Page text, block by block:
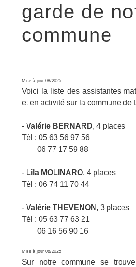
garde de
commune
Mise à jour 08/2025
Voici la liste des assistantes
et en activité sur la commune de
- Valérie BERNARD, 4 places
Tél : 05 63 56 97 56
06 77 17 59 88
- Lila MOLINARO, 4 places
Tél : 06 74 11 70 44
- Valérie THEVENON , 3 places
Tél : 05 63 77 63 21
06 16 56 90 16
Mise à jour 08/2025
Sur notre commune se